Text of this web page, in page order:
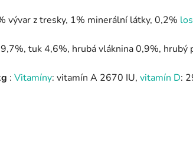
vývar z tresky, 1% minerální látky, 0,2%
tuk 4,6%, hrubá vláknina 0,9%,
: Vitamíny: vitamín A 2670 IU, vitamín D: